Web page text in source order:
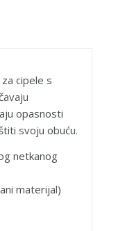
cipele s
opasnosti
svoju obuću.
netkanog
materijal)